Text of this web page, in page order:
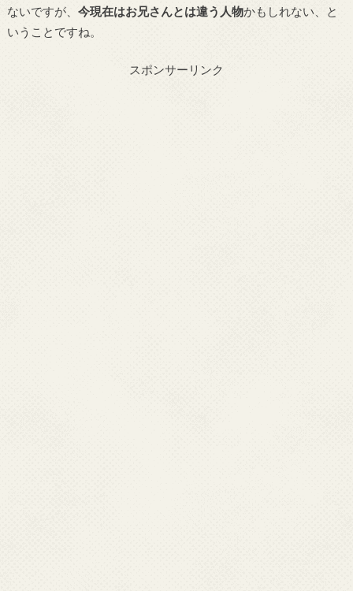
ないですが、 今現在はお兄さんとは違う人物かもしれない、と
いうことですね。
スポンサーリンク